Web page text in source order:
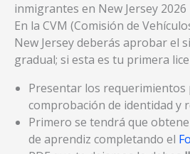
inmigrantes en New Jersey 2026
En la CVM (Comisión de
New Jersey deberás aprobar el
gradual; si esta es tu primera
Presentar los requerimientos
comprobación de identidad y
Primero se tendrá que
de aprendiz completando el